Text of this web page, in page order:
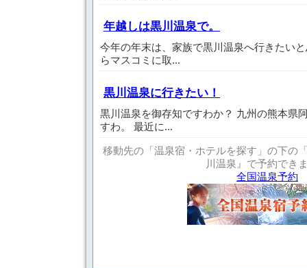
年越しは黒川温泉で。
今年の年末は、家族で黒川温泉へ行きたい
らマスコミに取...
黒川温泉に行きたい！
黒川温泉を御存知ですわか？ 九州の熊本県
すわ。 最近に...
移動先の「温泉宿・ホテルを探す」の下の
川温泉』で予約でき
全国温泉予約